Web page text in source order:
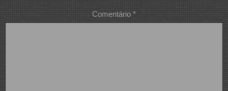
Comentário *